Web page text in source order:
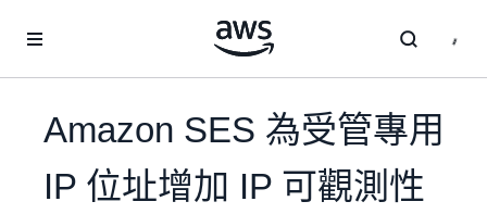
Amazon SES 為受管專用
IP 位址增加 IP 可觀測性